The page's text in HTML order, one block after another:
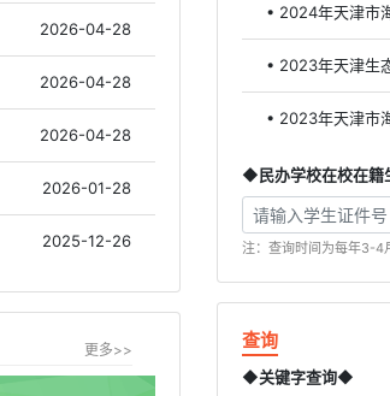
2026-04-28
2026-04-28
2026-04-28
2026-01-28
2025-12-26
更多>>
• 2024年天津市
• 2023年天津生
• 2023年天津市
◆民办学校在校在
注：查询时间为每年3-4
查询
◆关键字查询◆